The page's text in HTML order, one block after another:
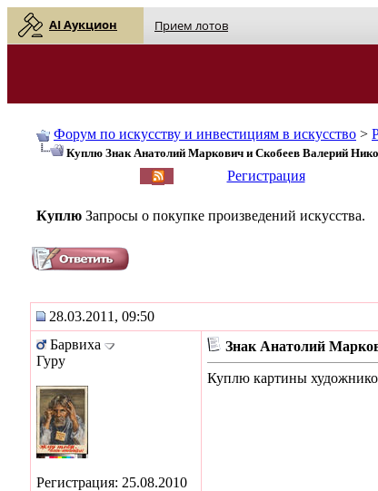
AI Аукцион Прием лотов
Форум по искусству и инвестициям в искусство >
Куплю Знак Анатолий Маркович и Скобеев Валерий
Регистрация
Куплю Запросы о покупке произведений искусства.
28.03.2011, 09:50
Барвиха
Гуру
Регистрация: 25.08.2010
Знак Анатолий
Куплю картины